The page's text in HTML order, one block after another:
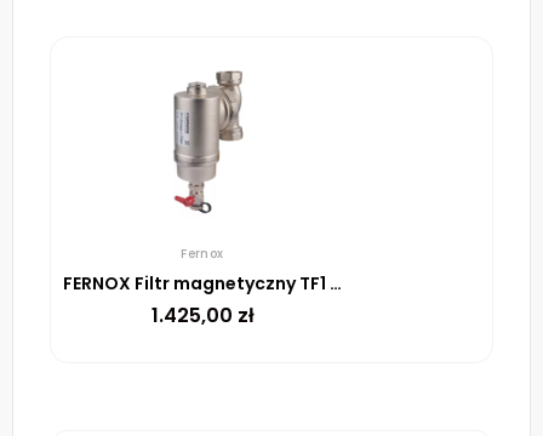
Fernox
FERNOX Filtr magnetyczny TF1 Omega+ Filter 1 1/2″
1.425,00 zł